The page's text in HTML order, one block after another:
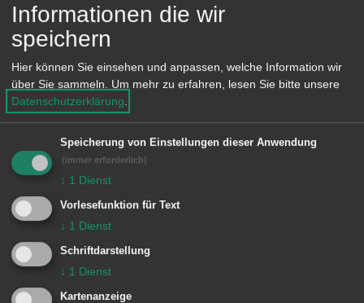
Plattformhttps://hs-aalen.co-
creator.de/können alle Einwohner ihre
Meinung insbesondere zu den Themen
digitale Vernetzung des öffentlichen
Personennahverkehrs (ÖPNV),
Elektromobilität und Wandel des
Energiemarktes mit Menschen aus der
Region teilen. Oberbürgermeister Thilo
Rentschler lädt alle Bürgerinnen und
Bürger herzlich zum aktiven Austausch
auf der Online-Plattform ein: „Nutzen
Sie diese Möglichkeit, um Ihre Ideen
Informationen die wir
speichern
Hier können Sie einsehen und anpassen, welche Information wir
über Sie sammeln. Um mehr zu erfahren, lesen Sie bitte unsere
Datenschutzerklärung.
Speicherung von Einstellungen dieser Anwendung
(immer erforderlich)
↓ 1 Dienst
Vorlesefunktion für Text
↓ 1 Dienst
Schriftdarstellung
↓ 1 Dienst
Kartenanzeige